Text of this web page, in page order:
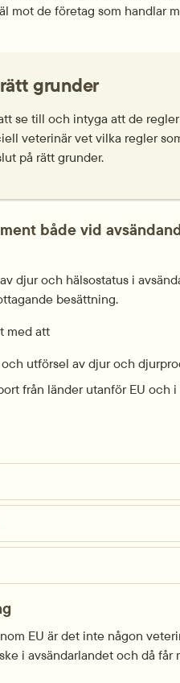
mot de företag som handlar
grunder
se till och intyga att de
veterinär vet vilka regler
på rätt grunder.
både vid
djur och hälsostatus i
besättning.
med att
utförsel av djur och
från länder utanför EU och
EU är det inte någon
i avsändarlandet och då får